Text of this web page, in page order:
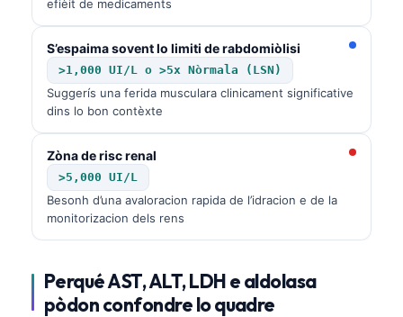
efièit de medicaments
S’espaima sovent lo limiti de rabdomiòlisi
>1,000 UI/L o >5x Nòrmala (LSN)
Suggerís una ferida musculara clinicament significative
dins lo bon contèxte
Zòna de risc renal
>5,000 UI/L
Besonh d’una avaloracion rapida de l’idracion e de la
monitorizacion dels rens
Perqué AST, ALT, LDH e aldolasa
pòdon confondre lo quadre